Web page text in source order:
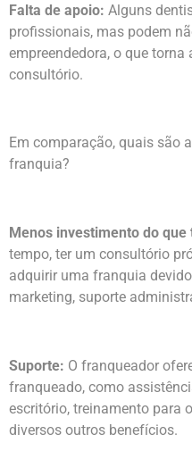
Falta de apoio: Alguns
profissionais, mas podem
empreendedora, o que
consultório.
Em comparação, quais são
franquia?
Menos investimento do
tempo, ter um consultório
adquirir uma franquia
marketing, suporte
Suporte: O franqueador
franqueado, como
escritório, treinamento para
diversos outros benefícios.